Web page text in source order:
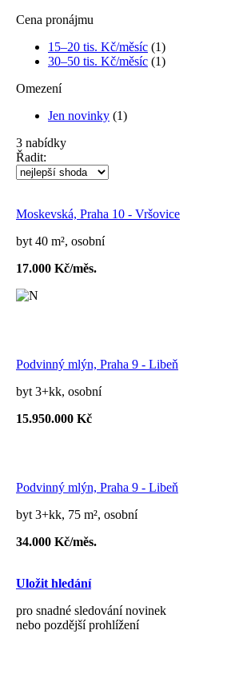
Cena pronájmu
15–20 tis. Kč/měsíc (1)
30–50 tis. Kč/měsíc (1)
Omezení
Jen novinky (1)
3 nabídky
Řadit:
Moskevská, Praha 10 - Vršovice
byt 40 m², osobní
17.000 Kč/měs.
Podvinný mlýn, Praha 9 - Libeň
byt 3+kk, osobní
15.950.000 Kč
Podvinný mlýn, Praha 9 - Libeň
byt 3+kk, 75 m², osobní
34.000 Kč/měs.
Uložit hledání
pro snadné sledování novinek
nebo pozdější prohlížení